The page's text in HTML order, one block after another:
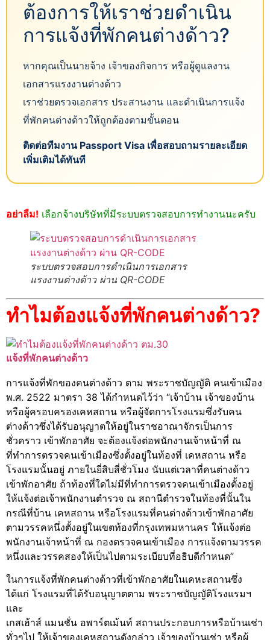
ต้องการให้เราช่วยดำเนิน
การแจ้งที่พักคนต่างด้าว?
หากคุณเป็นนายจ้าง เจ้าของกิจการ หรือผู้ดูแลงาน
เอกสารแรงงานต่างด้าว
เราช่วยตรวจเอกสาร ประสานงาน และดำเนินการแจ้ง
ที่พักคนต่างด้าวให้ถูกต้องตามขั้นตอน
ติดต่อทีมงาน Passport Visa เพื่อสอบถามรายละเอียด
เพิ่มเติมได้ทันที
อย่าลืม! เลือกจ้างบริษัทที่มีระบบตรวจสอบการทำงานนะครับ
ระบบตรวจสอบการดำเนินการเอกสาร
แรงงานต่างด้าว ผ่าน QR-CODE
ทำไมต้องแจ้งที่พักคนต่างด้าว?
แจ้งที่พักคนต่างด้าว
การแจ้งที่พักของคนต่างด้าว ตาม พระราชบัญญัติ คนเข้าเมือง
พ.ศ. 2522 มาตรา 38 ได้กำหนดไว้ว่า “เจ้าบ้าน เจ้าของบ้าน
หรือผู้ครอบครองเคหสถาน หรือผู้จัดการโรงแรมซึ่งรับคน
ต่างด้าวซึ่งได้รับอนุญาตให้อยู่ในราชอาณาจักรเป็นการ
ชั่วคราว เข้าพักอาศัย จะต้องแจ้งต่อพนักงานเจ้าหน้าที่ ณ
ที่ทำการตรวจคนเข้าเมืองซึ่งตั้งอยู่ในท้องที่ เคหสถาน หรือ
โรงแรมนั้นอยู่ ภายในยี่สิบสี่ชั่วโมง นับแต่เวลาที่คนต่างด้าว
เข้าพักอาศัย ถ้าท้องที่ใดไม่มีที่ทำการตรวจคนเข้าเมืองตั้งอยู่
ให้แจ้งต่อเจ้าพนักงานตำรวจ ณ สถานีตำรวจในท้องที่นั้นใน
กรณีที่บ้าน เคหสถาน หรือโรงแรมที่คนต่างด้าวเข้าพักอาศัย
ตามวรรคหนึ่งตั้งอยู่ในเขตท้องที่กรุงเทพมหานคร ให้แจ้งต่อ
พนักงานเจ้าหน้าที่ ณ กองตรวจคนเข้าเมือง การแจ้งตามวรรค
หนึ่งและวรรคสองให้เป็นไปตามระเบียบที่อธิบดีกำหนด”
ในการแจ้งที่พักคนต่างด้าวที่เข้าพักอาศัยในเคหะสถานซึ่ง
ได้แก่ โรงแรมที่ได้รับอนุญาตตาม พระราชบัญญัติโรงแรมฯ
และ
เกสเฮ้าส์ แมนชั่น อพาร์ตเม้นท์ สถานประกอบการหรือบ้านเช่า
ทั่วๆไป ให้เจ้าของเคหสถานดังกล่าว เจ้าของบ้านเช่า หรือผู้